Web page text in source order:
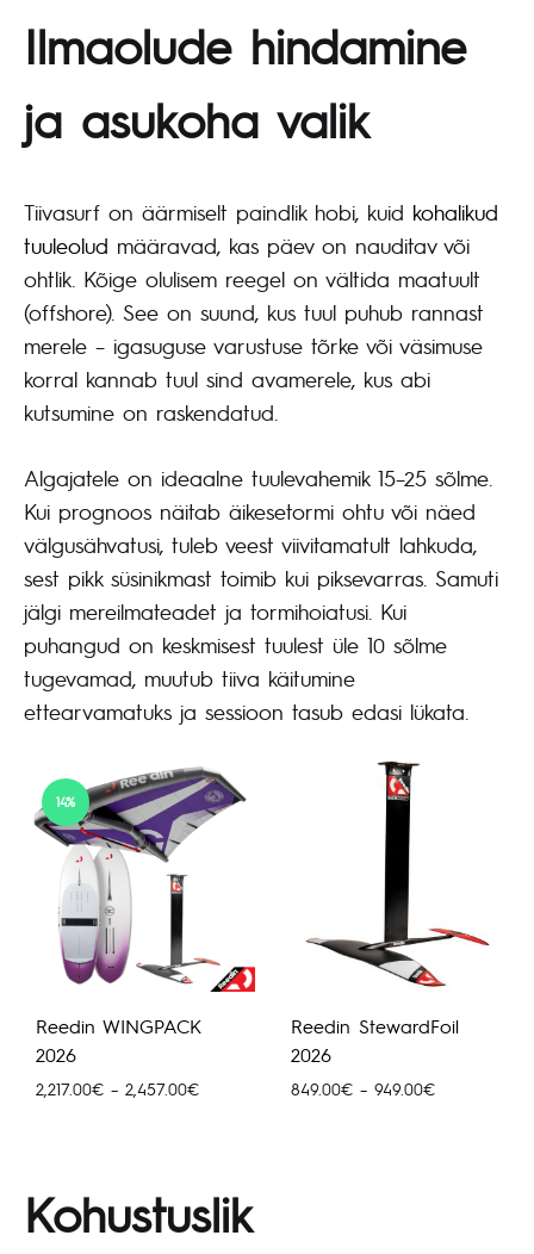
Ilmaolude hindamine
ja asukoha valik
Tiivasurf on äärmiselt paindlik hobi, kuid kohalikud
tuuleolud määravad, kas päev on nauditav või
ohtlik. Kõige olulisem reegel on vältida maatuult
(offshore). See on suund, kus tuul puhub rannast
merele – igasuguse varustuse tõrke või väsimuse
korral kannab tuul sind avamerele, kus abi
kutsumine on raskendatud.
Algajatele on ideaalne tuulevahemik 15–25 sõlme.
Kui prognoos näitab äikesetormi ohtu või näed
välgusähvatusi, tuleb veest viivitamatult lahkuda,
sest pikk süsinikmast toimib kui piksevarras. Samuti
jälgi mereilmateadet ja tormihoiatusi. Kui
puhangud on keskmisest tuulest üle 10 sõlme
tugevamad, muutub tiiva käitumine
ettearvamatuks ja sessioon tasub edasi lükata.
14%
Reedin WINGPACK
2026
2,217.00€ – 2,457.00€Hinnavahemik:
Reedin StewardFoil
2026
849.00€ – 949.00€
Kohustuslik